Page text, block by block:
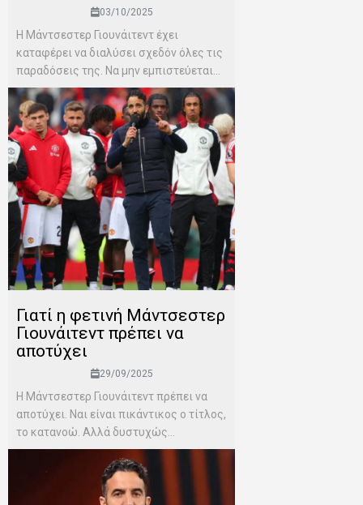
03/10/2025
Η Μάντσεστερ Γιουνάιτεντ έχει
καταφέρει να διαλύσει σχεδόν όλες τις
παραδόσεις της. Να μην εμπιστεύεται...
Γιατί η φετινή Μάντσεστερ
Γιουνάιτεντ πρέπει να
αποτύχει
29/09/2025
Η Μάντσεστερ Γιουνάιτεντ πρέπει να
αποτύχει. Ναι είναι πικάντικος ο τίτλος,
το κατανοώ. Αλλά δυστυχώς...